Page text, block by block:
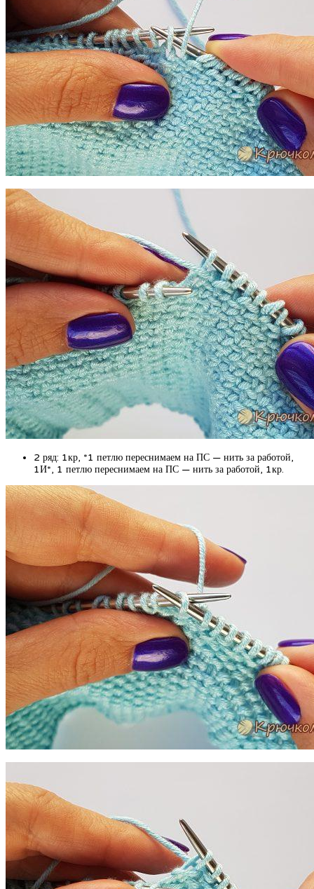
2 ряд: 1кр, *1 петлю переснимаем на ПС — нить за работой,
1И*, 1 петлю переснимаем на ПС — нить за работой, 1кр.